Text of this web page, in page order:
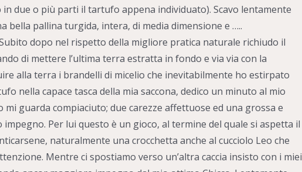
due o più parti il tartufo appena individuato). Scavo lentamente
pallina turgida, intera, di media dimensione e …..
dopo nel rispetto della migliore pratica naturale richiudo il
di mettere l’ultima terra estratta in fondo e via via con la
alla terra i brandelli di micelio che inevitabilmente ho estirpato
nella capace tasca della mia saccona, dedico un minuto al mio
guarda compiaciuto; due carezze affettuose ed una grossa e
Per lui questo è un gioco, al termine del quale si aspetta il
naturalmente una crocchetta anche al cucciolo Leo che
Mentre ci spostiamo verso un’altra caccia insisto con i miei